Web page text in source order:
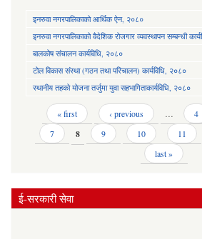
इनरुवा नगरपालिकाको आर्थिक ऐन, २०८०
इनरुवा नगरपालिकाको वैदेशिक रोजगार व्यवस्थापन सम्बन्धी
बालकोष संचालन कार्यविधि, २०८०
टोल विकास संस्था (गठन तथा परिचालन) कार्यविधि, २०८०
स्थानीय तहको योजना तर्जुमा युवा सहभागिताकार्यविधि, २०८०
Pages « first ‹ previous … 4
7
8 9 10 11
last »
ई-सरकारी सेवा